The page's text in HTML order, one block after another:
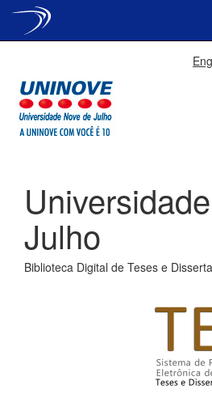
Julho
Biblioteca Digital de Teses e